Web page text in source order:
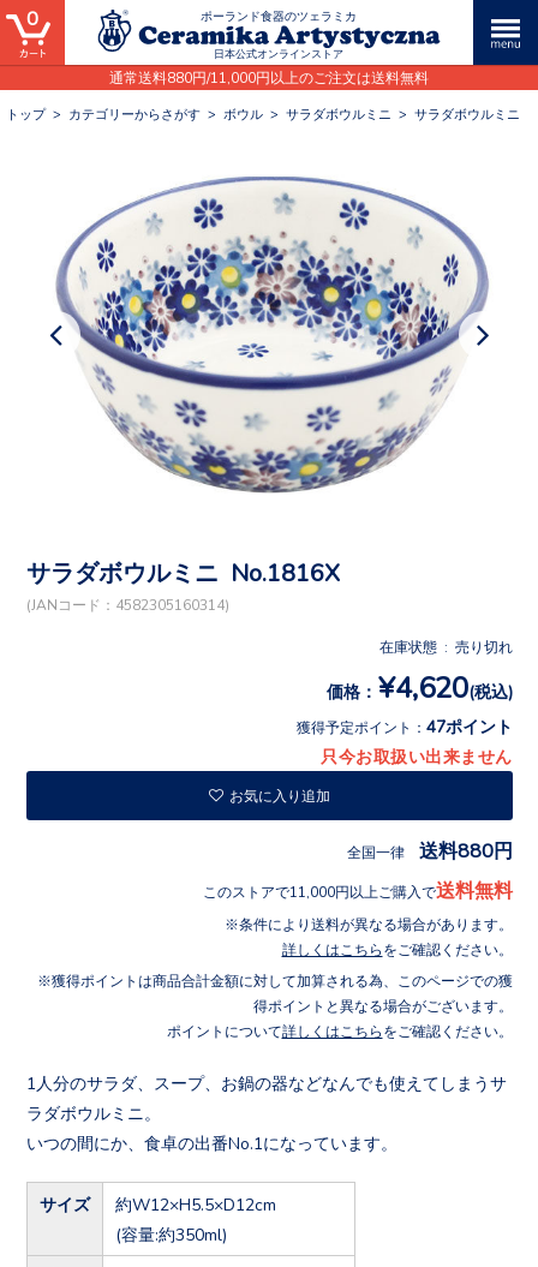
ポーランド食器のツェラミカ
日本公式オンラインストア
通常送料880円/11,000円以上のご注文は送料無料
0
トップ> カテゴリーからさがす > ボウル > サラダボウルミニ > サラダボウルミニ
サラダボウルミニ No.1816X
(JANコード：4582305160314)
在庫状態 : 売り切れ
価格： ¥4,620(税込)
獲得予定ポイント： 47ポイント
只今お取扱い出来ません
お気に入り追加
全国一律 送料880円
このストアで11,000円以上ご購入で送料無料
条件により送料が異なる場合があります。
詳しくはこちら をご確認ください。
獲得ポイントは商品合計金額に対して加算される為、このページでの獲
得ポイントと異なる場合がございます。
ポイントについて詳しくはこちら をご確認ください。
1人分のサラダ、スープ、お鍋の器などなんでも使えてしまうサ
ラダボウルミニ。
いつの間にか、食卓の出番No.1になっています。
サイズ
約W12×H5.5×D12cm
(容量:約350ml)